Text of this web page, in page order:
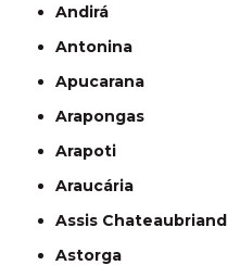
Andirá
Antonina
Apucarana
Arapongas
Arapoti
Araucária
Assis Chateaubriand
Astorga